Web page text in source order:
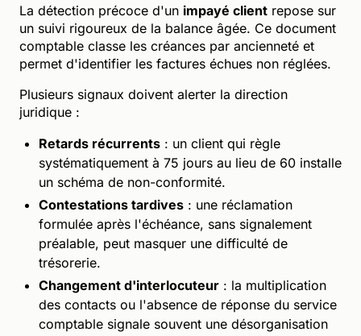
La détection précoce d'un impayé client repose sur
un suivi rigoureux de la balance âgée. Ce document
comptable classe les créances par ancienneté et
permet d'identifier les factures échues non réglées.
Plusieurs signaux doivent alerter la direction
juridique :
Retards récurrents : un client qui règle
systématiquement à 75 jours au lieu de 60 installe
un schéma de non-conformité.
Contestations tardives : une réclamation
formulée après l'échéance, sans signalement
préalable, peut masquer une difficulté de
trésorerie.
Changement d'interlocuteur : la multiplication
des contacts ou l'absence de réponse du service
comptable signale souvent une désorganisation